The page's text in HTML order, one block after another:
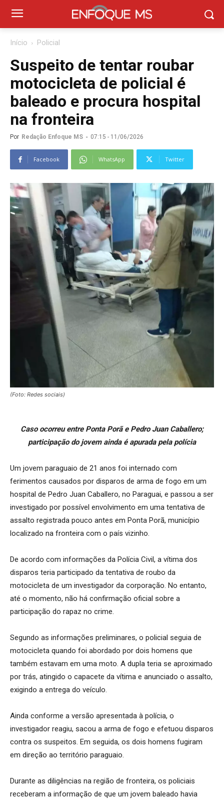
Início Policial
Suspeito de tentar roubar
motocicleta de policial é
baleado e procura hospital
na fronteira
Por Redação Enfoque MS - 07:15 - 11/06/2026
Facebook WhatsApp Twitter
(Foto: Redes sociais)
Caso ocorreu entre Ponta Porã e Pedro Juan Caballero;
participação do jovem ainda é apurada pela polícia
Um jovem paraguaio de 21 anos foi internado com
ferimentos causados por disparos de arma de fogo em um
hospital de Pedro Juan Caballero, no Paraguai, e passou a ser
investigado por possível envolvimento em uma tentativa de
assalto registrada pouco antes em Ponta Porã, município
localizado na fronteira com o país vizinho.
De acordo com informações da Polícia Civil, a vítima dos
disparos teria participado da tentativa de roubo da
motocicleta de um investigador da corporação. No entanto,
até o momento, não há confirmação oficial sobre a
participação do rapaz no crime.
Segundo as informações preliminares, o policial seguia de
motocicleta quando foi abordado por dois homens que
também estavam em uma moto. A dupla teria se aproximado
por trás, atingido o capacete da vítima e anunciado o assalto,
exigindo a entrega do veículo.
Ainda conforme a versão apresentada à polícia, o
investigador reagiu, sacou a arma de fogo e efetuou disparos
contra os suspeitos. Em seguida, os dois homens fugiram
em direção ao território paraguaio.
Durante as diligências na região de fronteira, os policiais
receberam a informação de que um jovem baleado havia